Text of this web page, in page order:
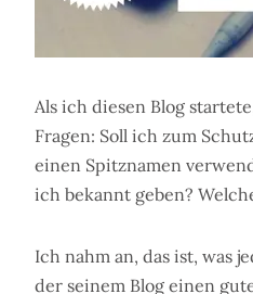
Als ich diesen Blog
Fragen: Soll ich zum
einen Spitznamen
ich bekannt geben?
Ich nahm an, das ist, was
der seinem Blog einen